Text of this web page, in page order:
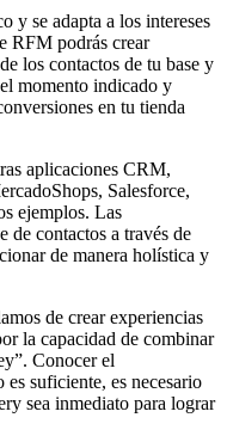
y se adapta a los intereses
RFM podrás crear
los contactos de tu base y
momento indicado y
en tu tienda
aplicaciones CRM,
Salesforce,
ejemplos. Las
de contactos a través de
de manera holística y
de crear experiencias
la capacidad de combinar
Conocer el
suficiente, es necesario
sea inmediato para lograr